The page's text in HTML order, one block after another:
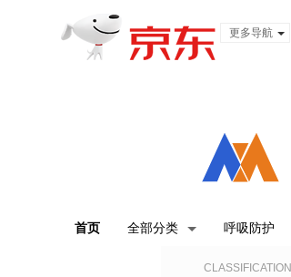
更多导航
首页 全部分类 呼吸防护
CLASSIFICATION